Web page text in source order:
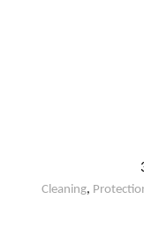
Cleaning,